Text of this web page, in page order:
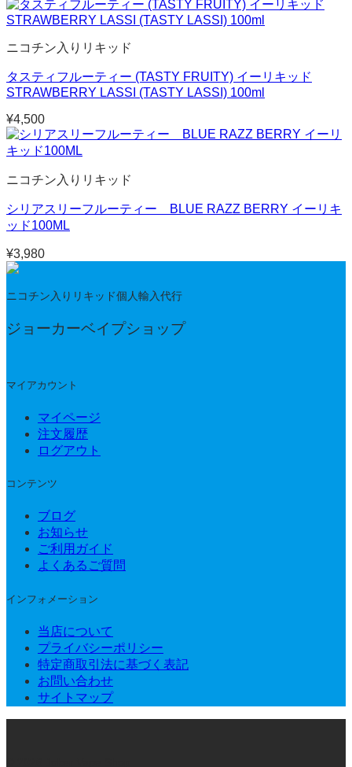
ニコチン入りリキッド
タスティフルーティー (TASTY FRUITY) イーリキッド
STRAWBERRY LASSI (TASTY LASSI) 100ml
¥4,500
ニコチン入りリキッド
シリアスリーフルーティー BLUE RAZZ BERRY イーリキ
ッド100ML
¥3,980
ニコチン入りリキッド個人輸入代行
ジョーカーベイプショップ
マイアカウント
マイページ
注文履歴
ログアウト
コンテンツ
ブログ
お知らせ
ご利用ガイド
よくあるご質問
インフォメーション
当店について
プライバシーポリシー
特定商取引法に基づく表記
お問い合わせ
サイトマップ